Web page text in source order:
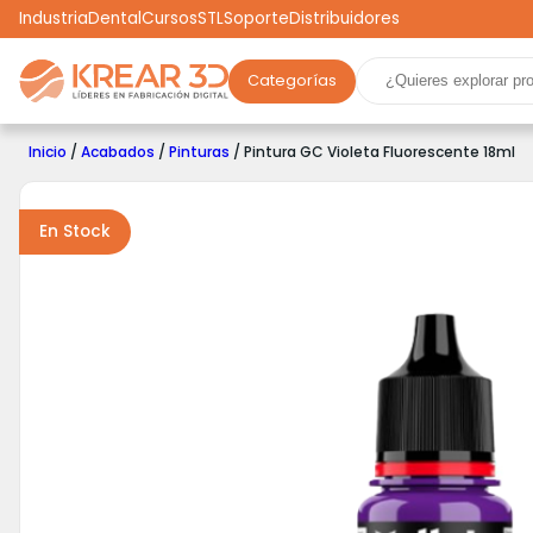
IndustriaDentalCursosSTLSoporteDistribuidores
Categorías
Marcas Impresoras 3D Filamentos Resinas
Robótica
Scooters Drones Realidad Virtual
Inicio / Acabados / Pinturas / Pintura GC Violeta Fluorescente 18ml
En Stock